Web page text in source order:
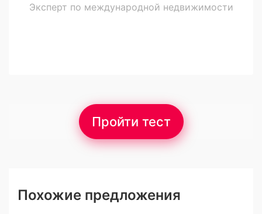
Эксперт по международной недвижимости
Пройти тест
Похожие предложения